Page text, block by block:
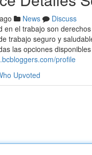
News
Discuss
en el trabajo son
trabajo seguro y
las opciones
profile
Upvoted